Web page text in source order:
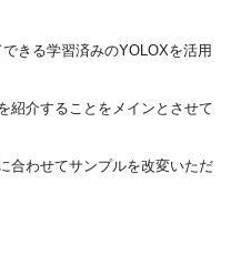
きる学習済みのYOLOXを活用
紹介することをメインとさせて
合わせてサンプルを改変いただ